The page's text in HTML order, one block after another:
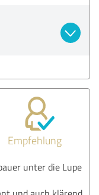
Empfehlung
unter die Lupe